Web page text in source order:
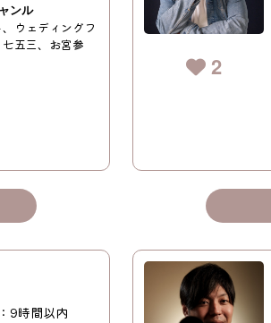
ンル
ウェディングフ
五三、お宮参
2
9時間以内